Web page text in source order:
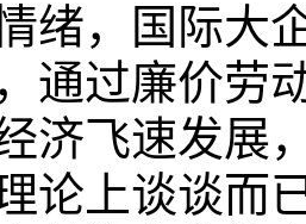
绪，国际大
通过廉价劳
济飞速发展
论上谈谈而